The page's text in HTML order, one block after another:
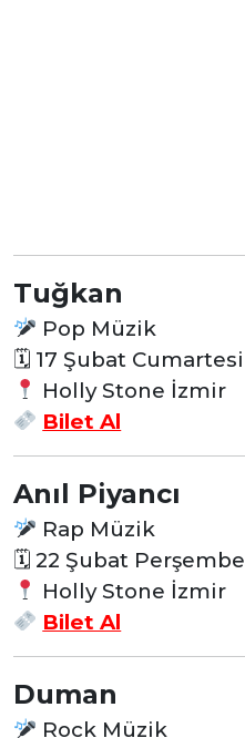
Tuğkan
Pop Müzik
🗓 17 Şubat Cumartesi
Holly Stone İzmir
Bilet Al
Anıl Piyancı
Rap Müzik
🗓 22 Şubat Perşembe
Holly Stone İzmir
Bilet Al
Duman
Rock Müzik